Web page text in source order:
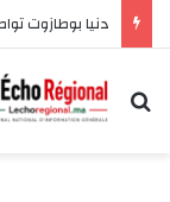
بحث عن